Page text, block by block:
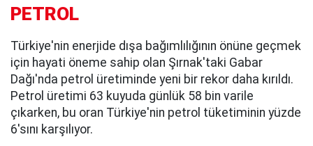
PETROL
Türkiye'nin enerjide dışa bağımlılığının önüne geçmek
için hayati öneme sahip olan Şırnak'taki Gabar
Dağı'nda petrol üretiminde yeni bir rekor daha kırıldı.
Petrol üretimi 63 kuyuda günlük 58 bin varile
çıkarken, bu oran Türkiye'nin petrol tüketiminin yüzde
6'sını karşılıyor.